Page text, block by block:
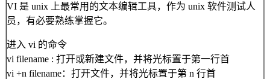
VI 是 unix 上最常用的文本编辑工具，作为 unix 软件测试人
员，有必要熟练掌握它。
进入 vi 的命令
vi filename : 打开或新建文件，并将光标置于第一行首
vi +n filename：打开文件，并将光标置于第 n 行首